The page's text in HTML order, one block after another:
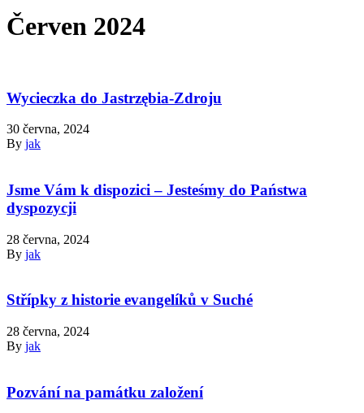
Červen 2024
Wycieczka do Jastrzębia-Zdroju
30 června, 2024
By jak
Jsme Vám k dispozici – Jesteśmy do Państwa
dyspozycji
28 června, 2024
By jak
Střípky z historie evangelíků v Suché
28 června, 2024
By jak
Pozvání na památku založení